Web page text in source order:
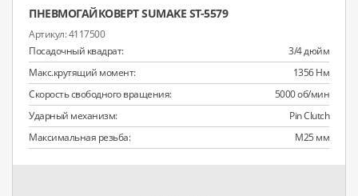
ПНЕВМОГАЙКОВЕРТ SUMAKE ST-5579
4117500
Посадочный квадрат:
3/4 дюйм
Макс.крутящий момент:
1356 Нм
Скорость свободного вращения:
5000 об/мин
Ударный механизм:
Pin Clutch
Максимальная резьба:
M25 мм